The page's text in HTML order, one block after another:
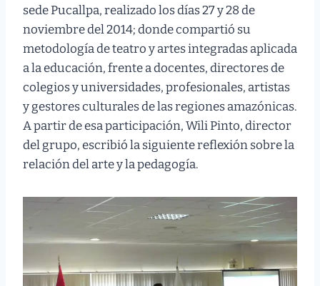
sede Pucallpa, realizado los días 27 y 28 de
noviembre del 2014; donde compartió su
metodología de teatro y artes integradas aplicada
a la educación, frente a docentes, directores de
colegios y universidades, profesionales, artistas
y gestores culturales de las regiones amazónicas.
A partir de esa participación, Wili Pinto, director
del grupo, escribió la siguiente reflexión sobre la
relación del arte y la pedagogía.